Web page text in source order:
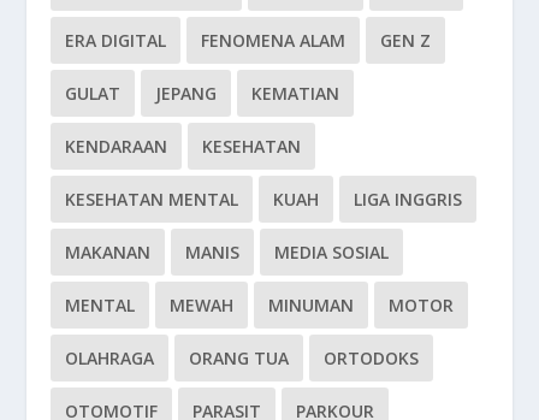
ERA DIGITAL FENOMENA ALAM GEN Z
GULAT JEPANG KEMATIAN
KENDARAAN KESEHATAN
KESEHATAN MENTAL KUAH LIGA INGGRIS
MAKANAN MANIS MEDIA SOSIAL
MENTAL MEWAH MINUMAN MOTOR
OLAHRAGA ORANG TUA ORTODOKS
OTOMOTIF PARASIT PARKOUR